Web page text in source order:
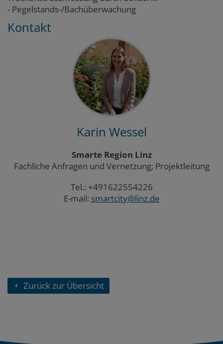
- Pegelstands-/Bachüberwachung
Kontakt
Karin Wessel
Smarte Region Linz
Fachliche Anfragen und Vernetzung; Projektleitung
Tel.: +491622554226
E-mail: smartcity@linz.de
Zurück zur Übersicht